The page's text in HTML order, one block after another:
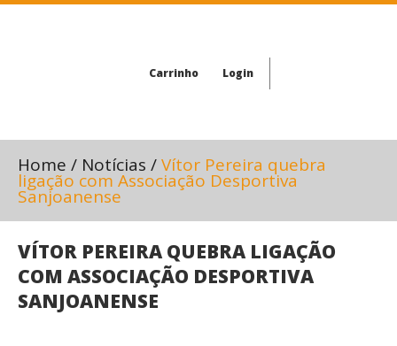
Carrinho Login
Home / Notícias /Vítor Pereira quebra
ligação com Associação Desportiva
Sanjoanense
VÍTOR PEREIRA QUEBRA LIGAÇÃO
COM ASSOCIAÇÃO DESPORTIVA
SANJOANENSE